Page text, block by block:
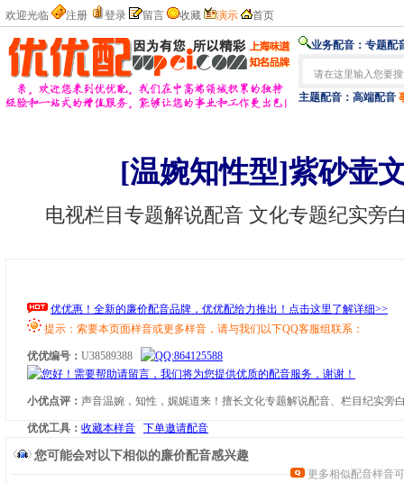
欢迎光临 注册 登录 留言 收藏 演示 首页
业务配音： 专题配
主题配音： 高端配音
[温婉知性型]紫砂壶
电视栏目专题解说配音 文化专题纪实旁
优优惠！全新的廉价配音品牌，优优配给力推出！点击这里了解详细>>
提示：索要本页面样音或更多样音，请与我们以下QQ客服组联系：
优优编号： U38589388
小优点评： 声音温婉，知性，娓娓道来！擅长文化专题解说配音、栏目纪实旁
优优工具： 收藏本样音 下单邀请配音
您可能会对以下相似的廉价配音感兴趣
更多相似配音样音可